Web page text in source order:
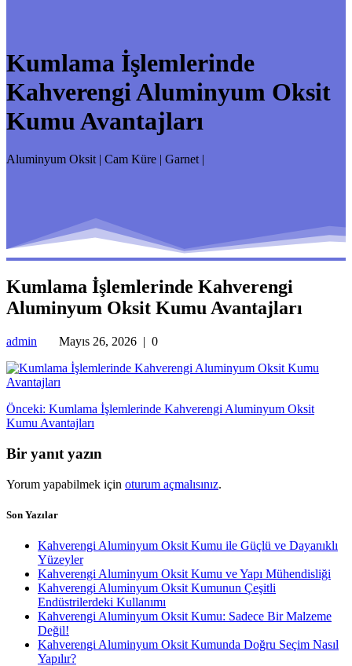
Kumlama İşlemlerinde
Kahverengi Aluminyum Oksit
Kumu Avantajları
Aluminyum Oksit | Cam Küre | Garnet |
Kumlama İşlemlerinde Kahverengi
Aluminyum Oksit Kumu Avantajları
admin Mayıs 26, 2026 | 0
Yazı
gezinmesi
Önceki: Önceki
yazı:
Kumlama İşlemlerinde Kahverengi Aluminyum Oksit
Kumu Avantajları
Bir yanıt yazın
Yorum yapabilmek için oturum açmalısınız.
Son Yazılar
Kahverengi Aluminyum Oksit Kumu ile Güçlü ve Dayanıklı
Yüzeyler
Kahverengi Aluminyum Oksit Kumu ve Yapı Mühendisliği
Kahverengi Aluminyum Oksit Kumunun Çeşitli
Endüstrilerdeki Kullanımı
Kahverengi Aluminyum Oksit Kumu: Sadece Bir Malzeme
Değil!
Kahverengi Aluminyum Oksit Kumunda Doğru Seçim Nasıl
Yapılır?